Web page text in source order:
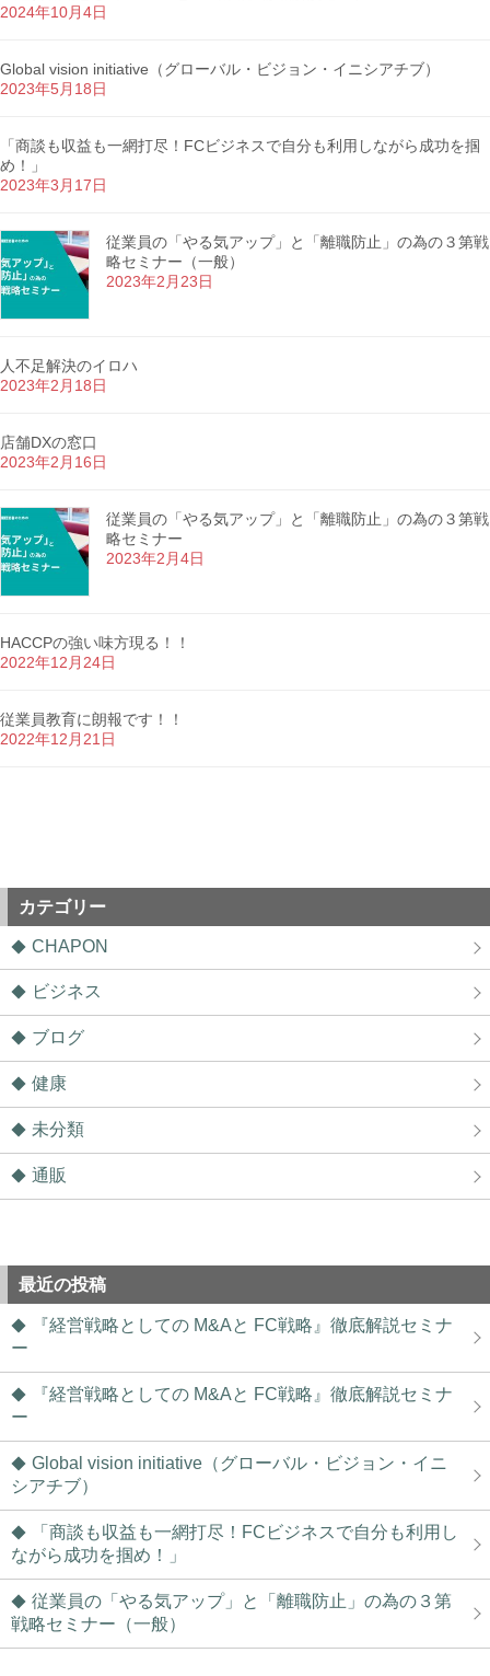
2024年10月4日
Global vision initiative（グローバル・ビジョン・イニシアチブ）
2023年5月18日
「商談も収益も一網打尽！FCビジネスで自分も利用しながら成功を掴
め！」
2023年3月17日
従業員の「やる気アップ」と「離職防止」の為の３第戦
略セミナー（一般）
2023年2月23日
人不足解決のイロハ
2023年2月18日
店舗DXの窓口
2023年2月16日
従業員の「やる気アップ」と「離職防止」の為の３第戦
略セミナー
2023年2月4日
HACCPの強い味方現る！！
2022年12月24日
従業員教育に朗報です！！
2022年12月21日
カテゴリー
CHAPON
ビジネス
ブログ
健康
未分類
通販
最近の投稿
『経営戦略としての M&Aと FC戦略』徹底解説セミナ
ー
『経営戦略としての M&Aと FC戦略』徹底解説セミナ
ー
Global vision initiative（グローバル・ビジョン・イニ
シアチブ）
「商談も収益も一網打尽！FCビジネスで自分も利用し
ながら成功を掴め！」
従業員の「やる気アップ」と「離職防止」の為の３第
戦略セミナー（一般）